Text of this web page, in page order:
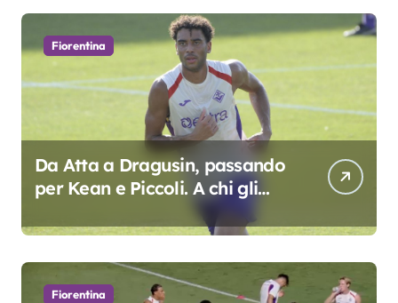
Fiorentina
Da Atta a Dragusin, passando
per Kean e Piccoli. A chi gli
oscar del precampionato?
Fiorentina